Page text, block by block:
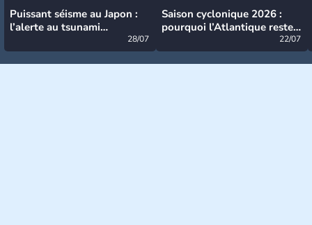
Puissant séisme au Japon :
l’alerte au tsunami
28/07
Saison cyclonique 2026 :
pourquoi l’Atlantique reste
22/07